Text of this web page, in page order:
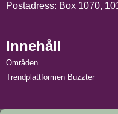
Postadress: Box 1070,
Innehåll
Områden
Trendplattformen Buzzter